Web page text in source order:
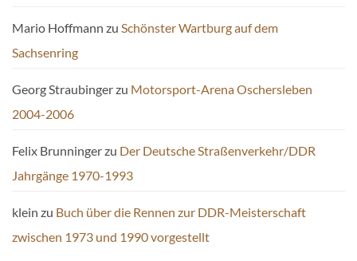
Mario Hoffmann zu Schönster Wartburg auf dem
Sachsenring
Georg Straubingerzu Motorsport-Arena Oschersleben
2004-2006
Felix Brunningerzu Der Deutsche Straßenverkehr/DDR
Jahrgänge 1970-1993
klein zu Buch über die Rennen zur DDR-Meisterschaft
zwischen 1973 und 1990 vorgestellt